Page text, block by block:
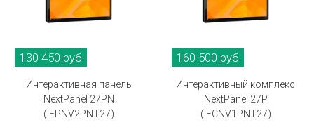
130 450 руб
Интерактивная панель
NextPanel 27PN
(IFPNV2PNT27)
160 500 руб
Интерактивный комплекс
NextPanel 27P
(IFCNV1PNT27)